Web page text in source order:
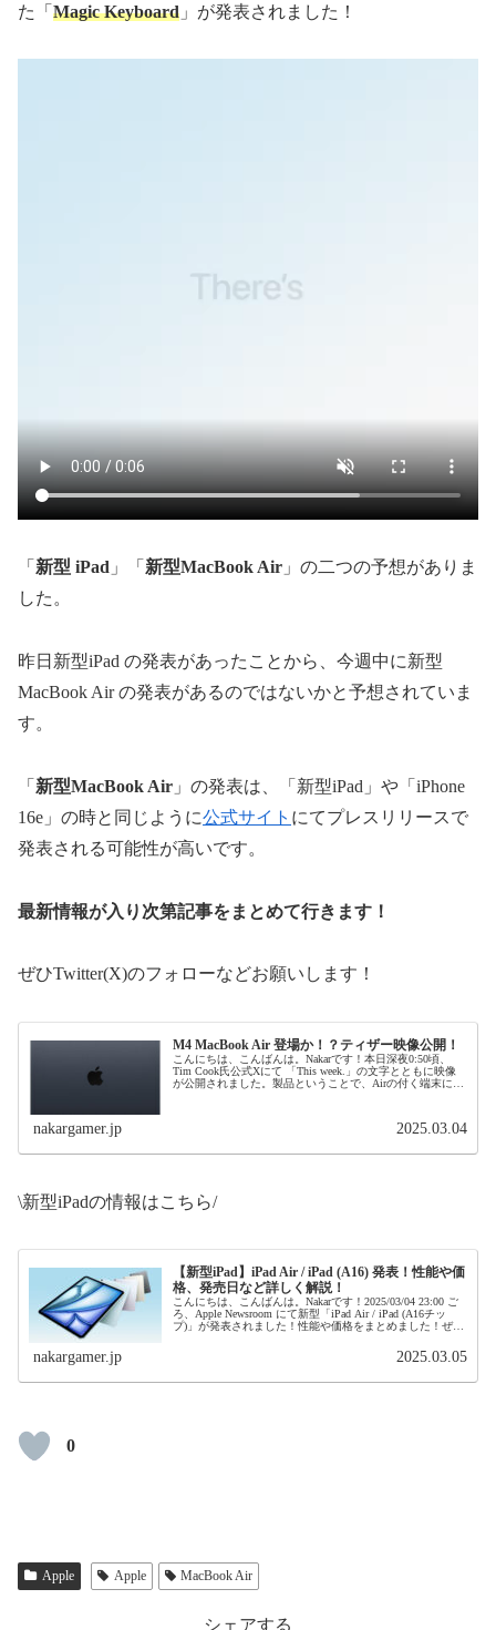
た「 Magic Keyboard 」が発表されました！
「 新型 iPad 」「 新型MacBook Air 」の二つの予想がありま
した。
昨日新型iPad の発表があったことから、今週中に新型
MacBook Air の発表があるのではないかと予想されていま
す。
「 新型MacBook Air 」の発表は、「新型iPad」や「iPhone
16e」の時と同じように公式サイト にてプレスリリースで
発表される可能性が高いです。
最新情報が入り次第記事をまとめて行きます！
ぜひTwitter(X)のフォローなどお願いします！
M4 MacBook Air 登場か！？ティザー映像公開！
こんにちは、こんばんは。Nakarです！本日深夜0:50頃、
Tim Cook氏公式Xにて 「This week.」の文字とともに映像
が公開されました。製品ということで、Airの付く端末に何
nakargamer.jp 2025.03.04
\新型iPadの情報はこちら/
【新型iPad】iPad Air / iPad (A16) 発表！性能や価
格、発売日など詳しく解説！
こんにちは、こんばんは。Nakarです！2025/03/04 23:00 ご
ろ、Apple Newsroom にて新型「iPad Air / iPad (A16チッ
プ)」が発表されました！性能や価格をまとめました！ぜひ
nakargamer.jp 2025.03.05
0
Apple Apple MacBook Air
シェアする